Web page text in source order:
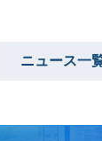
ニュース一